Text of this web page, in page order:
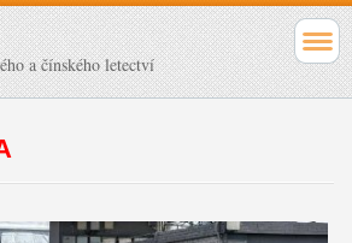
a čínského letectví